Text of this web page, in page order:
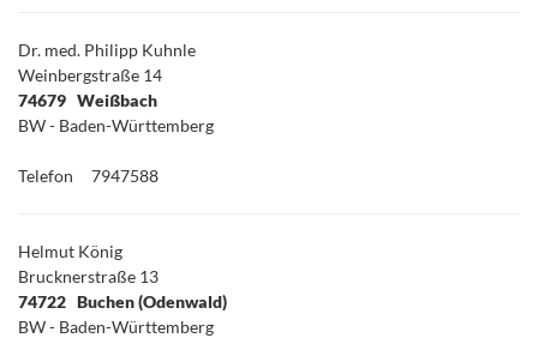
Dr. med. Philipp Kuhnle
Weinbergstraße 14
74679 Weißbach
BW - Baden-Württemberg
Telefon 7947588
Helmut König
Brucknerstraße 13
74722 Buchen (Odenwald)
BW - Baden-Württemberg